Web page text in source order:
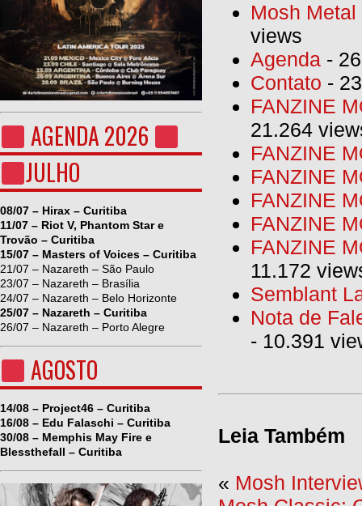
AGENDA 2026
JULHO
08/07 – Hirax – Curitiba
11/07 – Riot V, Phantom Star e
Trovão – Curitiba
15/07 – Masters of Voices – Curitiba
21/07 – Nazareth – São Paulo
23/07 – Nazareth – Brasília
24/07 – Nazareth – Belo Horizonte
25/07 – Nazareth – Curitiba
26/07 – Nazareth – Porto Alegre
AGOSTO
14/08 – Project46 – Curitiba
16/08 – Edu Falaschi – Curitiba
30/08 – Memphis May Fire e
Blessthefall – Curitiba
Mosh
views
Agenda -
Contato -
FANZINE
21.264
FANZINE
FANZINE
FANZINE
FANZINE
FANZINE
11.172
Semblant
Nota de
- 10.391
Leia Também
« Mosh